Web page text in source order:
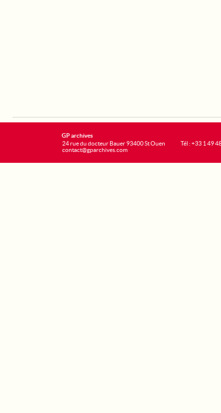
GP archives
24 rue du docteur Bauer 93400 St Ouen
contact@gparchives.com
Tél : +33 1 49